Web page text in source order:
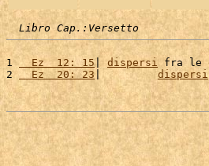
Libro Cap.:Versetto
1
  Ez  12: 15
| dispersi fra le
2
  Ez  20: 23
| dispersi